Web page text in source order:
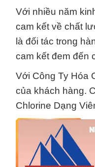
Với nhiều năm
cam kết về chất
là đối tác trong
cam kết đem đến
Với Công Ty Hóa
của khách hàng.
Chlorine Dạng